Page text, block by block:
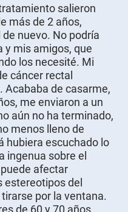
salieron
más de 2 años,
nuevo. No podría
y mis amigos, que
los necesité. Mi
cáncer rectal
Acababa de casarme,
me enviaron a un
aún no ha terminado,
menos lleno de
hubiera escuchado lo
ingenua sobre el
afectar
estereotipos del
por la ventana.